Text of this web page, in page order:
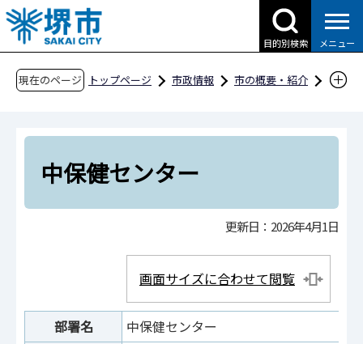
こ
の
ペ
目的別検索 メニュー
現在のページ トップページ 市政情報
市の概要・紹介
中保健福祉総合センター
中保健センター
中保健センター
更新日：2026年4月1日
画面サイズに合わせて閲覧
部署名
中保健センター